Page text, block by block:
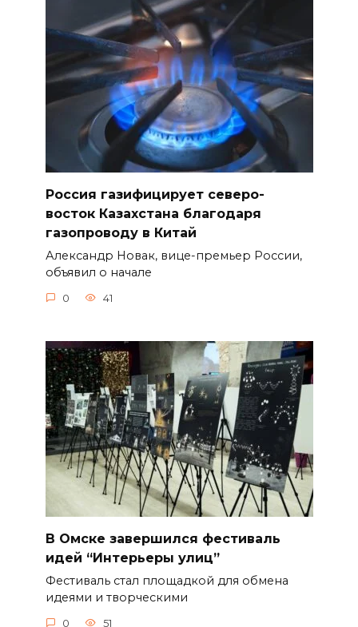
Россия газифицирует северо-
восток Казахстана благодаря
газопроводу в Китай
Александр Новак, вице-премьер России,
объявил о начале
0 41
В Омске завершился фестиваль
идей “Интерьеры улиц”
Фестиваль стал площадкой для обмена
идеями и творческими
0 51